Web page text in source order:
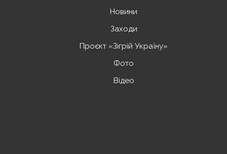
Новини
Заходи
Проєкт «Зігрій Україну»
Фото
Відео